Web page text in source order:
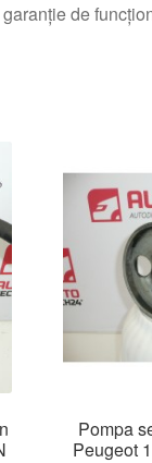
de
Pompa
Peugeot